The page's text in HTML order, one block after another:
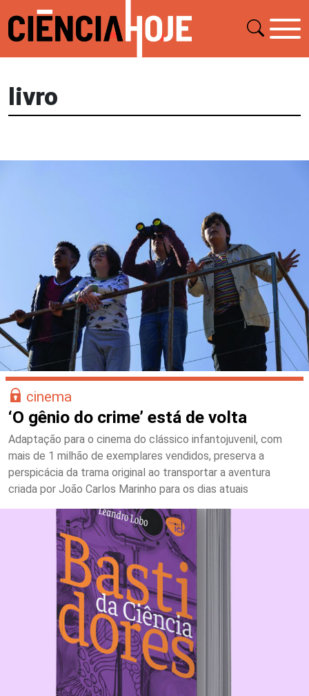
livro
cinema
‘O gênio do crime’ está de volta
Adaptação para o cinema do clássico infantojuvenil, com
mais de 1 milhão de exemplares vendidos, preserva a
perspicácia da trama original ao transportar a aventura
criada por João Carlos Marinho para os dias atuais